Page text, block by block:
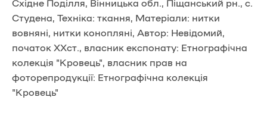
Східне Поділля, Вінницька обл., Піщанський рн., с.
Студена, Техніка: ткання, Матеріали: нитки
вовняні, нитки конопляні, Автор: Невідомий,
початок ХХст., власник експонату: Етнографічна
колекція "Кровець", власник прав на
фоторепродукції: Етнографічна колекція
"Кровець"